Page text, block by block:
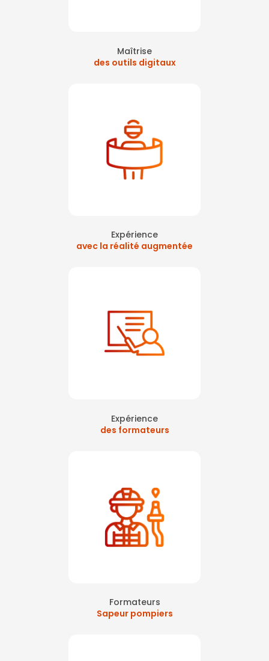
Maîtrise
des outils digitaux
Expérience
avec la réalité augmentée
Expérience
des formateurs
Formateurs
Sapeur pompiers